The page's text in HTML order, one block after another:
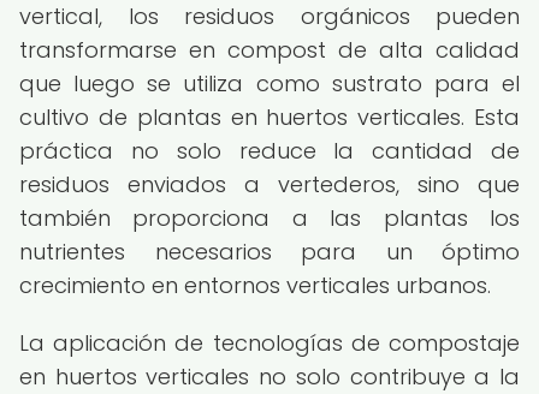
vertical, los residuos orgánicos pueden
transformarse en compost de alta calidad
que luego se utiliza como sustrato para el
cultivo de plantas en huertos verticales. Esta
práctica no solo reduce la cantidad de
residuos enviados a vertederos, sino que
también proporciona a las plantas los
nutrientes necesarios para un óptimo
crecimiento en entornos verticales urbanos.
La aplicación de tecnologías de compostaje
en huertos verticales no solo contribuye a la